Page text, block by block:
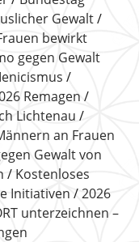
Gewalt
bewirkt
gegen Gewalt
Remagen
Lichtenau
an Frauen
Gewalt von
Kostenloses
Initiativen
2026
unterzeichnen –